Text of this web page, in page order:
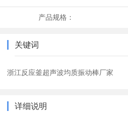
产品规格：
关键词
浙江反应釜超声波均质振动棒厂家
详细说明